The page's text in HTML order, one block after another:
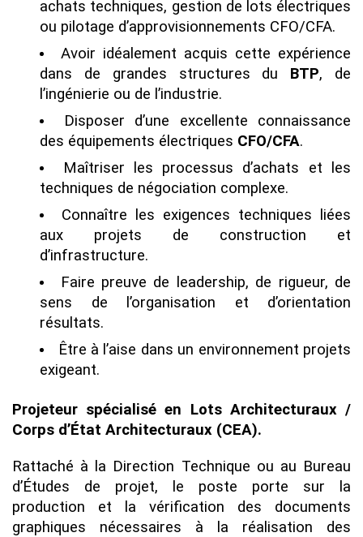
achats techniques, gestion de lots électriques
ou pilotage d’approvisionnements CFO/CFA.
Avoir idéalement acquis cette expérience
dans de grandes structures du BTP, de
l’ingénierie ou de l’industrie.
Disposer d’une excellente connaissance
des équipements électriques CFO/CFA.
Maîtriser les processus d’achats et les
techniques de négociation complexe.
Connaître les exigences techniques liées
aux projets de construction et
d’infrastructure.
Faire preuve de leadership, de rigueur, de
sens de l’organisation et d’orientation
résultats.
Être à l’aise dans un environnement projets
exigeant.
Projeteur spécialisé en Lots Architecturaux /
Corps d’État Architecturaux (CEA).
Rattaché à la Direction Technique ou au Bureau
d’Études de projet, le poste porte sur la
production et la vérification des documents
graphiques nécessaires à la réalisation des